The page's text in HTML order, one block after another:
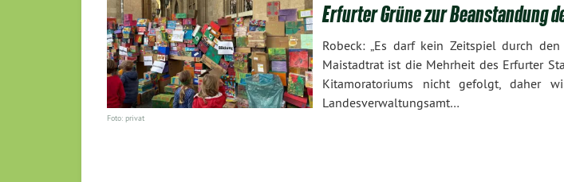
Foto: privat
Erfurter Grüne zur Beanstandung
Robeck: „Es darf kein Zeitspiel durch
Maistadtrat ist die Mehrheit des Erfurter
Kitamoratoriums nicht gefolgt, daher
Landesverwaltungsamt…